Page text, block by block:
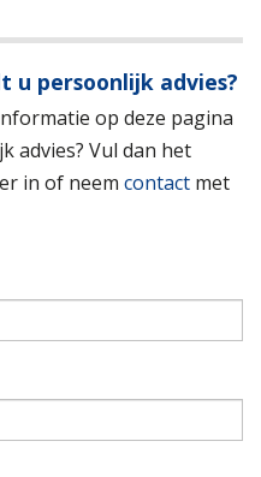
u persoonlijk advies?
op deze pagina
advies? Vul dan het
in of neem contact met